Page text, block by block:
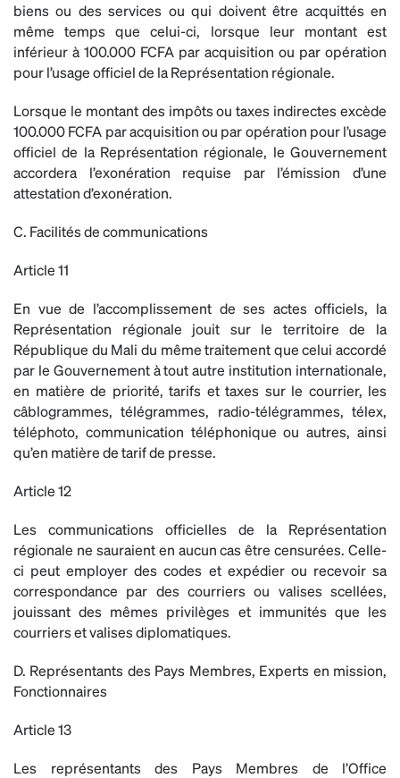
biens ou des services ou qui doivent être acquittés en
même temps que celui-ci, lorsque leur montant est
inférieur à 100.000 FCFA par acquisition ou par opération
pour l’usage officiel de la Représentation régionale.
Lorsque le montant des impôts ou taxes indirectes excède
100.000 FCFA par acquisition ou par opération pour l’usage
officiel de la Représentation régionale, le Gouvernement
accordera l’exonération requise par l’émission d’une
attestation d’exonération.
C. Facilités de communications
Article 11
En vue de l’accomplissement de ses actes officiels, la
Représentation régionale jouit sur le territoire de la
République du Mali du même traitement que celui accordé
par le Gouvernement à tout autre institution internationale,
en matière de priorité, tarifs et taxes sur le courrier, les
câblogrammes, télégrammes, radio-télégrammes, télex,
téléphoto, communication téléphonique ou autres, ainsi
qu’en matière de tarif de presse.
Article 12
Les communications officielles de la Représentation
régionale ne sauraient en aucun cas être censurées. Celle-
ci peut employer des codes et expédier ou recevoir sa
correspondance par des courriers ou valises scellées,
jouissant des mêmes privilèges et immunités que les
courriers et valises diplomatiques.
D. Représentants des Pays Membres, Experts en mission,
Fonctionnaires
Article 13
Les représentants des Pays Membres de l’Office